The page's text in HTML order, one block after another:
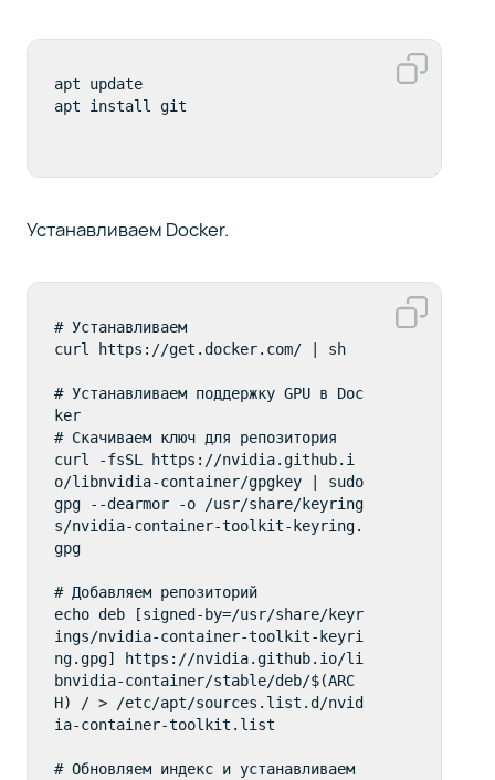
apt update
apt install git
Устанавливаем Docker.
# Устанавливаем
curl https://get.docker.com/ | sh
# Устанавливаем поддержку GPU в Doc
ker
# Скачиваем ключ для репозитория
curl -fsSL https://nvidia.github.i
o/libnvidia-container/gpgkey | sudo
gpg --dearmor -o /usr/share/keyring
s/nvidia-container-toolkit-keyring.
gpg
# Добавляем репозиторий
echo deb [signed-by=/usr/share/keyr
ings/nvidia-container-toolkit-keyri
ng.gpg] https://nvidia.github.io/li
bnvidia-container/stable/deb/$(ARC
H) / > /etc/apt/sources.list.d/nvid
ia-container-toolkit.list
# Обновляем индекс и устанавливаем